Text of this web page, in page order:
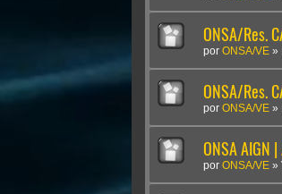
ONSA/Res.
por ONSA/VE »
ONSA/Res.
por ONSA/VE »
ONSA
por ONSA/VE »